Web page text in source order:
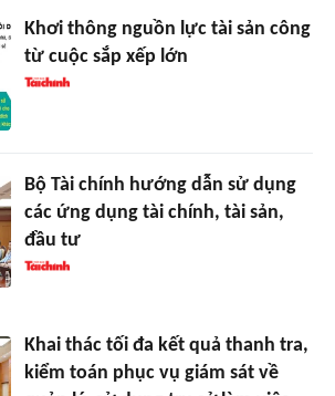
Khơi thông nguồn lực tài sản công
từ cuộc sắp xếp lớn
Bộ Tài chính hướng dẫn sử dụng
các ứng dụng tài chính, tài sản,
đầu tư
Khai thác tối đa kết quả thanh tra,
kiểm toán phục vụ giám sát về